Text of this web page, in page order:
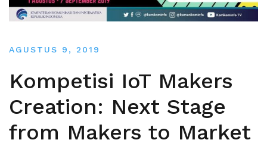
AGUSTUS 9, 2019
Kompetisi IoT Makers
Creation: Next Stage
from Makers to Market